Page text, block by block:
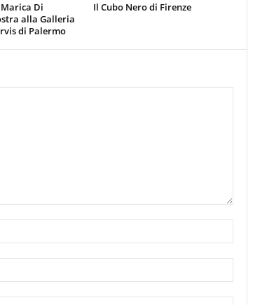
Di
alla Galleria
di Palermo
Il Cubo Nero di Firenze